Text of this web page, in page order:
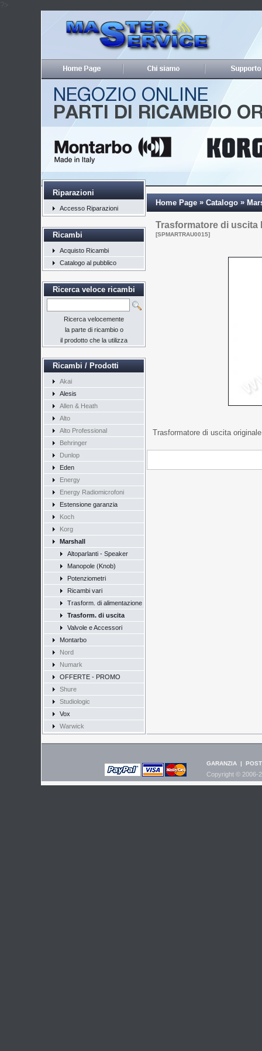
Riparazioni
Accesso Riparazioni
Ricambi
Acquisto Ricambi
Catalogo al pubblico
Ricerca veloce ricambi
Ricerca velocemente
la parte di ricambio o
il prodotto che la utilizza
Ricambi / Prodotti
Akai
Alesis
Allen & Heath
Alto
Alto Professional
Behringer
Dunlop
Eden
Energy
Energy Radiomicrofoni
Estensione garanzia
Koch
Korg
Marshall
Altoparlanti - Speaker
Manopole (Knob)
Potenziometri
Ricambi vari
Trasform. di alimentazione
Trasform. di uscita
Valvole e Accessori
Montarbo
Nord
Numark
OFFERTE - PROMO
Shure
Studiologic
Vox
Warwick
Home Page»Catalogo»
Trasformatore di uscita
[SPMARTRAU0015]
Trasformatore di uscita
GARANZIA |
Copyright © 2006-